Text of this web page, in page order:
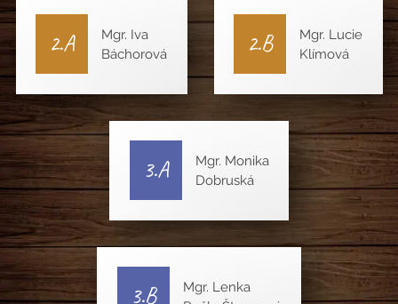
2.A
Mgr. Iva
Báchorová
2.B
Mgr. Lucie
Klímová
3.A
Mgr. Monika
Dobruská
3.B
Mgr. Lenka